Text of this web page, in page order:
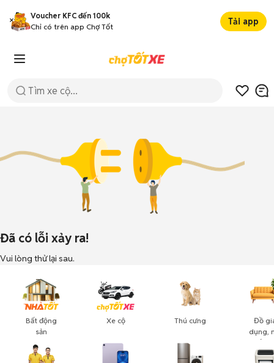
Voucher KFC đến 100k
Chỉ có trên app Chợ Tốt
Tải app
Đã có lỗi xảy ra!
Vui lòng thử lại sau.
Bất động
sản
Xe cộ Thú cưng
Đồ
dụng,
thất,
cảnh